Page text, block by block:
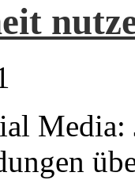
Media: